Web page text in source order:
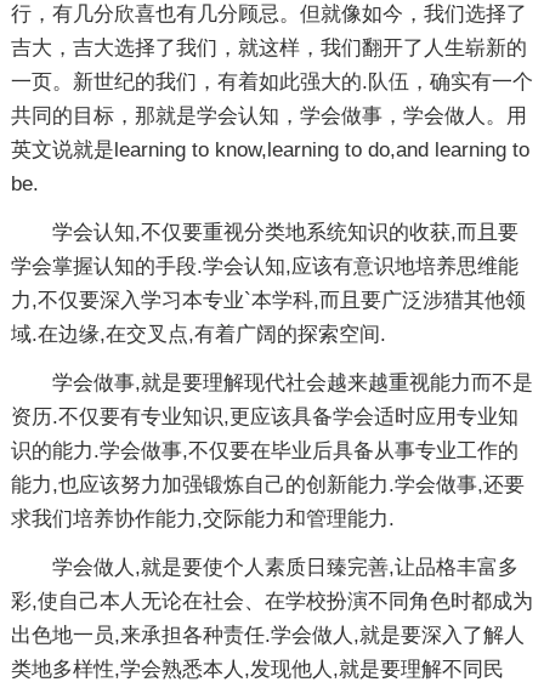
行，有几分欣喜也有几分顾忌。但就像如今，我们选择了
吉大，吉大选择了我们，就这样，我们翻开了人生崭新的
一页。新世纪的我们，有着如此强大的.队伍，确实有一个
共同的目标，那就是学会认知，学会做事，学会做人。用
英文说就是learning to know,learning to do,and learning to
be.
学会认知,不仅要重视分类地系统知识的收获,而且要
学会掌握认知的手段.学会认知,应该有意识地培养思维能
力,不仅要深入学习本专业`本学科,而且要广泛涉猎其他领
域.在边缘,在交叉点,有着广阔的探索空间.
学会做事,就是要理解现代社会越来越重视能力而不是
资历.不仅要有专业知识,更应该具备学会适时应用专业知
识的能力.学会做事,不仅要在毕业后具备从事专业工作的
能力,也应该努力加强锻炼自己的创新能力.学会做事,还要
求我们培养协作能力,交际能力和管理能力.
学会做人,就是要使个人素质日臻完善,让品格丰富多
彩,使自己本人无论在社会、在学校扮演不同角色时都成为
出色地一员,来承担各种责任.学会做人,就是要深入了解人
类地多样性,学会熟悉本人,发现他人,就是要理解不同民